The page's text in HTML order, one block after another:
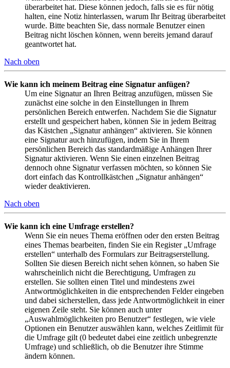
überarbeitet hat. Diese können jedoch, falls sie es für nötig
halten, eine Notiz hinterlassen, warum Ihr Beitrag überarbeitet
wurde. Bitte beachten Sie, dass normale Benutzer einen
Beitrag nicht löschen können, wenn bereits jemand darauf
geantwortet hat.
Nach oben
Wie kann ich meinem Beitrag eine Signatur anfügen?
Um eine Signatur an Ihren Beitrag anzufügen, müssen Sie
zunächst eine solche in den Einstellungen in Ihrem
persönlichen Bereich entwerfen. Nachdem Sie die Signatur
erstellt und gespeichert haben, können Sie in jedem Beitrag
das Kästchen „Signatur anhängen“ aktivieren. Sie können
eine Signatur auch hinzufügen, indem Sie in Ihrem
persönlichen Bereich das standardmäßige Anhängen Ihrer
Signatur aktivieren. Wenn Sie einen einzelnen Beitrag
dennoch ohne Signatur verfassen möchten, so können Sie
dort einfach das Kontrollkästchen „Signatur anhängen“
wieder deaktivieren.
Nach oben
Wie kann ich eine Umfrage erstellen?
Wenn Sie ein neues Thema eröffnen oder den ersten Beitrag
eines Themas bearbeiten, finden Sie ein Register „Umfrage
erstellen“ unterhalb des Formulars zur Beitragserstellung.
Sollten Sie diesen Bereich nicht sehen können, so haben Sie
wahrscheinlich nicht die Berechtigung, Umfragen zu
erstellen. Sie sollten einen Titel und mindestens zwei
Antwortmöglichkeiten in die entsprechenden Felder eingeben
und dabei sicherstellen, dass jede Antwortmöglichkeit in einer
eigenen Zeile steht. Sie können auch unter
„Auswahlmöglichkeiten pro Benutzer“ festlegen, wie viele
Optionen ein Benutzer auswählen kann, welches Zeitlimit für
die Umfrage gilt (0 bedeutet dabei eine zeitlich unbegrenzte
Umfrage) und schließlich, ob die Benutzer ihre Stimme
ändern können.